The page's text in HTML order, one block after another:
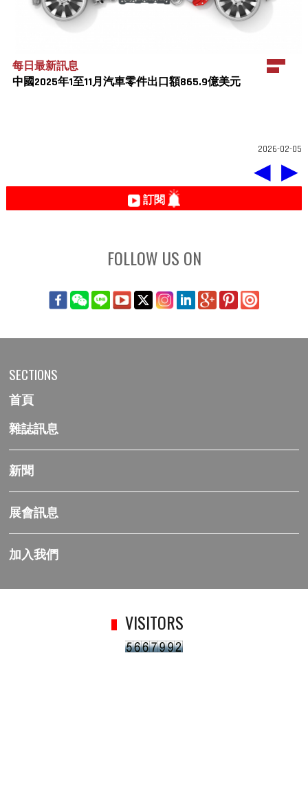
每日最新訊息
中國2025年1至11月汽車零件出口額865.9億美元
2026-02-05
◀ ▶
訂閱
FOLLOW US ON
SECTIONS
首頁
雜誌訊息
新聞
展會訊息
加入我們
VISITORS